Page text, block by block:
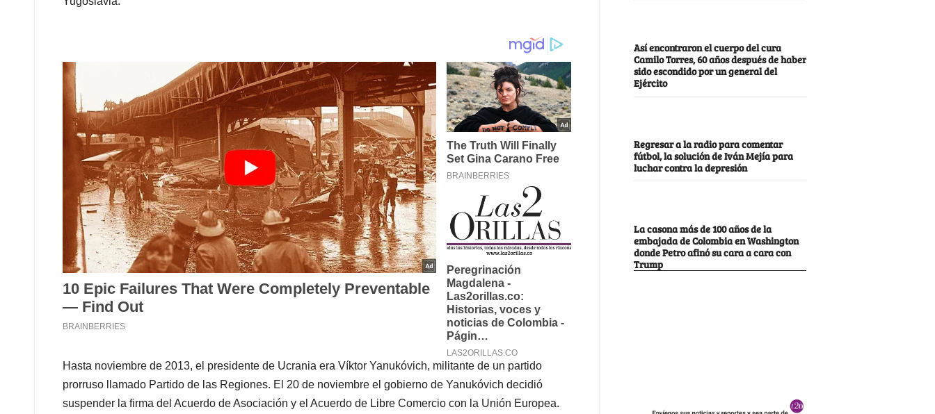
Hasta noviembre de 2013, el presidente de Ucrania era Víktor Yanukóvich, militante de un partido
prorruso llamado Partido de las Regiones. El 20 de noviembre el gobierno de Yanukóvich decidió
suspender la firma del Acuerdo de Asociación y el Acuerdo de Libre Comercio con la Unión Europea.
Así encontraron el cuerpo del cura
Camilo Torres, 60 años después de haber
sido escondido por un general del
Ejército
Regresar a la radio para comentar
fútbol, la solución de Iván Mejía para
luchar contra la depresión
La casona más de 100 años de la
embajada de Colombia en Washington
donde Petro afinó su cara a cara con
Trump